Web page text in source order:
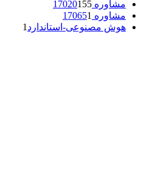
مشاوره 17020 155
مشاوره 17065 1
هوش مصنوعی-استاندارد 1